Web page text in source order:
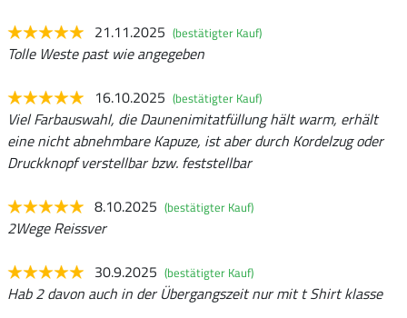
21.11.2025 (bestätigter Kauf)
Tolle Weste past wie angegeben
16.10.2025 (bestätigter Kauf)
Viel Farbauswahl, die Daunenimitatfüllung hält warm, erhält
eine nicht abnehmbare Kapuze, ist aber durch Kordelzug oder
Druckknopf verstellbar bzw. feststellbar
8.10.2025 (bestätigter Kauf)
2Wege Reissver
30.9.2025 (bestätigter Kauf)
Hab 2 davon auch in der Übergangszeit nur mit t Shirt klasse